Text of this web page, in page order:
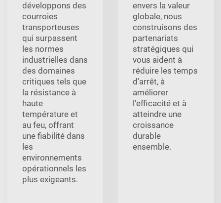
développons des
courroies
transporteuses
qui surpassent
les normes
industrielles dans
des domaines
critiques tels que
la résistance à
haute
température et
au feu, offrant
une fiabilité dans
les
environnements
opérationnels les
plus exigeants.
envers la valeur
globale, nous
construisons des
partenariats
stratégiques qui
vous aident à
réduire les temps
d'arrêt, à
améliorer
l'efficacité et à
atteindre une
croissance
durable
ensemble.